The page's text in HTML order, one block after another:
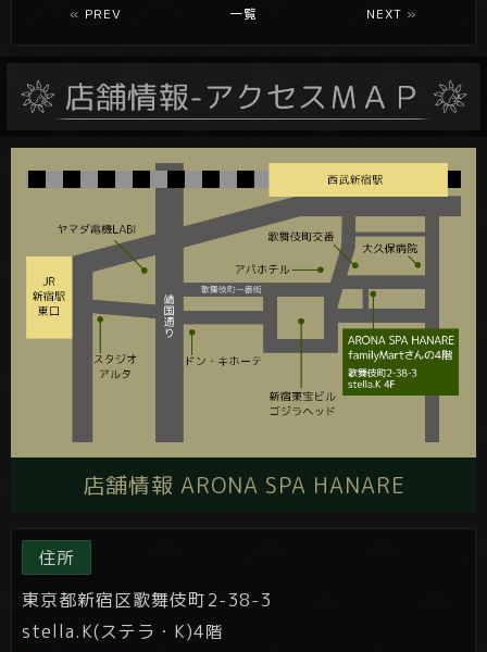
« PREV 一覧 NEXT »
店舗情報 ARONA SPA HANARE
住所
東京都新宿区歌舞伎町2-38-3
stella.K(ステラ・K)4階